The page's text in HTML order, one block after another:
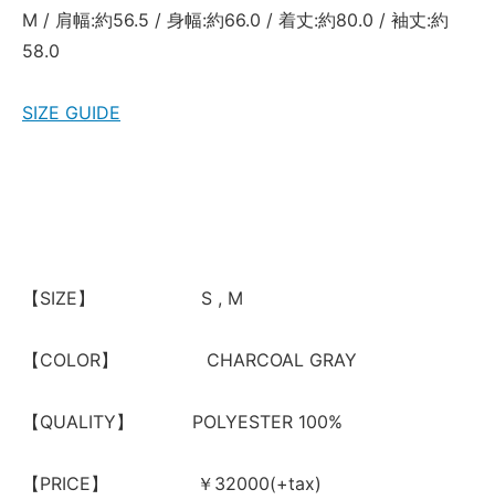
M / 肩幅:約56.5 / 身幅:約66.0 / 着丈:約80.0 / 袖丈:約
58.0
SIZE GUIDE
【SIZE】 S , M
【COLOR】 CHARCOAL GRAY
【QUALITY】 POLYESTER 100%
【PRICE】 ￥32000(+tax)